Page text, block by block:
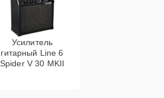
Усилитель
гитарный Line 6
Spider V 30 MKII